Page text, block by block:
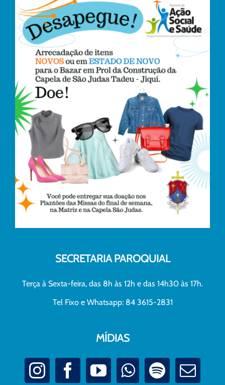
SECRETARIA PAROQUIAL
Terça à Sexta-feira, das 8h às 12h e das 14h30 às 17h.
Tel Fixo e Whatsapp: 84 3615-2831
MÍDIAS